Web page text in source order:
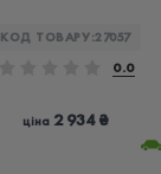
КОД ТОВАРУ:27057
0.0
ціна 2 934 ₴